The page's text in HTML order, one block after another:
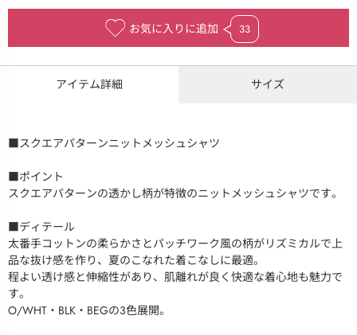
お気に入りに追加 33
アイテム詳細 サイズ
■スクエアパターンニットメッシュシャツ
■ポイント
スクエアパターンの透かし柄が特徴のニットメッシュシャツです。
■ディテール
太番手コットンの柔らかさとパッチワーク風の柄がリズミカルで上
品な抜け感を作り、夏のこなれた着こなしに最適。
程よい透け感と伸縮性があり、肌離れが良く快適な着心地も魅力で
す。
O/WHT・BLK・BEGの3色展開。